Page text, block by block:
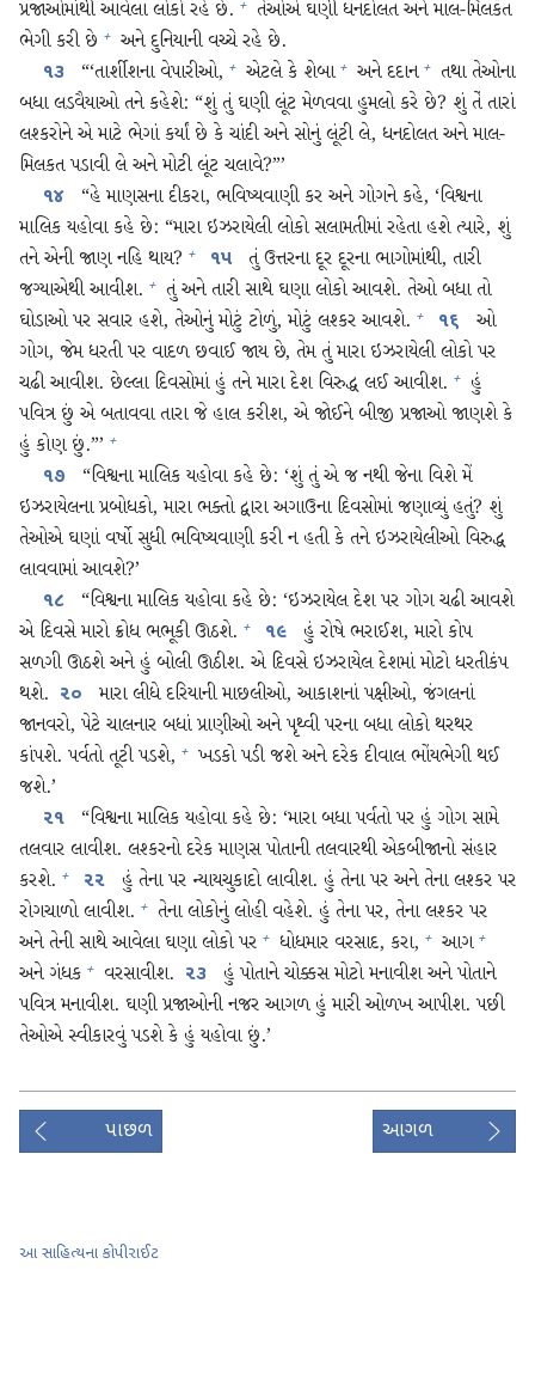
પ્રજાઓમાંથી આવેલા લોકો રહે છે. +
તેઓએ ઘણી ધનદોલત અને માલ-મિલકત
ભેગી કરી છે + અને દુનિયાની વચ્ચે રહે છે.
૧૩ “‘તાર્શીશના વેપારીઓ, + એટલે કે શેબા + અને દદાન +
તથા તેઓના
બધા લડવૈયાઓ તને કહેશે: “શું તું ઘણી લૂંટ મેળવવા હુમલો કરે છે? શું તેં તારાં
લશ્કરોને એ માટે ભેગાં કર્યાં છે કે ચાંદી અને સોનું લૂંટી લે, ધનદોલત અને માલ-
મિલકત પડાવી લે અને મોટી લૂંટ ચલાવે?”’
૧૪
“હે માણસના દીકરા, ભવિષ્યવાણી કર અને ગોગને કહે, ‘વિશ્વના
માલિક યહોવા કહે છે: “મારા ઇઝરાયેલી લોકો સલામતીમાં રહેતા હશે ત્યારે, શું
તને એની જાણ નહિ થાય? + ૧૫
તું ઉત્તરના દૂર દૂરના ભાગોમાંથી, તારી
જગ્યાએથી આવીશ. +
તું અને તારી સાથે ઘણા લોકો આવશે. તેઓ બધા તો
ઘોડાઓ પર સવાર હશે, તેઓનું મોટું ટોળું, મોટું લશ્કર આવશે. + ૧૬
ઓ
ગોગ, જેમ ધરતી પર વાદળ છવાઈ જાય છે, તેમ તું મારા ઇઝરાયેલી લોકો પર
ચઢી આવીશ. છેલ્લા દિવસોમાં હું તને મારા દેશ વિરુદ્ધ લઈ આવીશ. +
હું
પવિત્ર છું એ બતાવવા તારા જે હાલ કરીશ, એ જોઈને બીજી પ્રજાઓ જાણશે કે
હું કોણ છું.”’ +
૧૭
“વિશ્વના માલિક યહોવા કહે છે: ‘શું તું એ જ નથી જેના વિશે મેં
ઇઝરાયેલના પ્રબોધકો, મારા ભક્તો દ્વારા અગાઉના દિવસોમાં જણાવ્યું હતું? શું
તેઓએ ઘણાં વર્ષો સુધી ભવિષ્યવાણી કરી ન હતી કે તને ઇઝરાયેલીઓ વિરુદ્ધ
લાવવામાં આવશે?’
૧૮
“વિશ્વના માલિક યહોવા કહે છે: ‘ઇઝરાયેલ દેશ પર ગોગ ચઢી આવશે
એ દિવસે મારો ક્રોધ ભભૂકી ઊઠશે. + ૧૯
હું રોષે ભરાઈશ, મારો કોપ
સળગી ઊઠશે અને હું બોલી ઊઠીશ. એ દિવસે ઇઝરાયેલ દેશમાં મોટો ધરતીકંપ
થશે. ૨૦
મારા લીધે દરિયાની માછલીઓ, આકાશનાં પક્ષીઓ, જંગલનાં
જાનવરો, પેટે ચાલનાર બધાં પ્રાણીઓ અને પૃથ્વી પરના બધા લોકો થરથર
કાંપશે. પર્વતો તૂટી પડશે, +
ખડકો પડી જશે અને દરેક દીવાલ ભોંયભેગી થઈ
જશે.’
૨૧
“વિશ્વના માલિક યહોવા કહે છે: ‘મારા બધા પર્વતો પર હું ગોગ સામે
તલવાર લાવીશ. લશ્કરનો દરેક માણસ પોતાની તલવારથી એકબીજાનો સંહાર
કરશે. + ૨૨
હું તેના પર ન્યાયચુકાદો લાવીશ. હું તેના પર અને તેના લશ્કર પર
રોગચાળો લાવીશ. +
તેના લોકોનું લોહી વહેશે. હું તેના પર, તેના લશ્કર પર
અને તેની સાથે આવેલા ઘણા લોકો પર + ધોધમાર વરસાદ, કરા, + આગ +
અને ગંધક + વરસાવીશ. ૨૩
હું પોતાને ચોક્કસ મોટો મનાવીશ અને પોતાને
પવિત્ર મનાવીશ. ઘણી પ્રજાઓની નજર આગળ હું મારી ઓળખ આપીશ. પછી
તેઓએ સ્વીકારવું પડશે કે હું યહોવા છું.’
પાછળ આગળ
આ સાહિત્યના કોપીરાઈટ